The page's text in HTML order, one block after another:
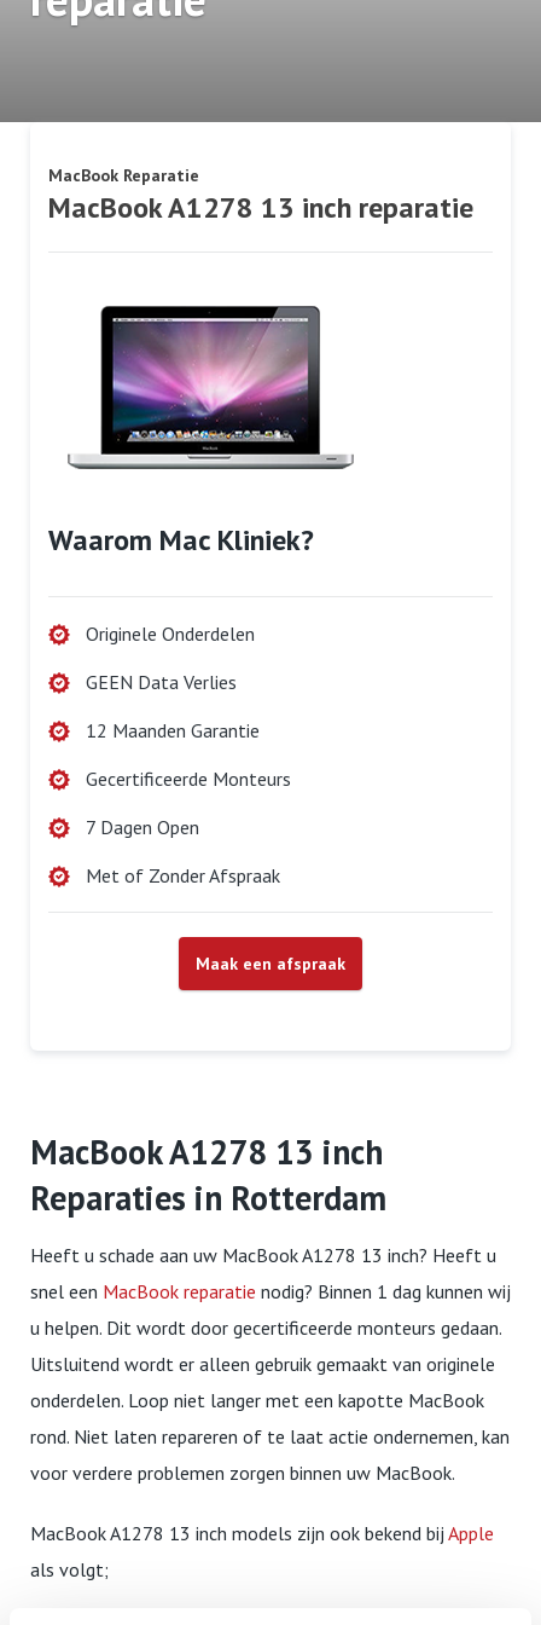
MacBook Reparatie
MacBook A1278 13 inch reparatie
Waarom Mac Kliniek?
Originele Onderdelen
GEEN Data Verlies
12 Maanden Garantie
Gecertificeerde Monteurs
7 Dagen Open
Met of Zonder Afspraak
Maak een afspraak
MacBook A1278 13 inch
Reparaties in Rotterdam
Heeft u schade aan uw MacBook A1278 13 inch? Heeft u
snel een MacBook reparatie nodig? Binnen 1 dag kunnen wij
u helpen. Dit wordt door gecertificeerde monteurs gedaan.
Uitsluitend wordt er alleen gebruik gemaakt van originele
onderdelen. Loop niet langer met een kapotte MacBook
rond. Niet laten repareren of te laat actie ondernemen, kan
voor verdere problemen zorgen binnen uw MacBook.
MacBook A1278 13 inch models zijn ook bekend bij Apple
als volgt;